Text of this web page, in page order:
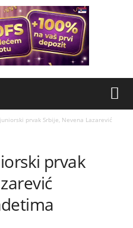
prvak Srbije, Nevena Lazarević
prvak